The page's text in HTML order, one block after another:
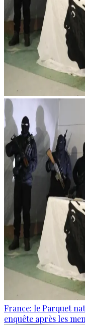
France: le Parquet
enquête après les